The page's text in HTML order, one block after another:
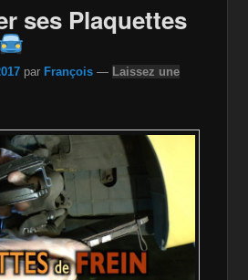
is
k
ses Plaquettes
par François — Laissez une